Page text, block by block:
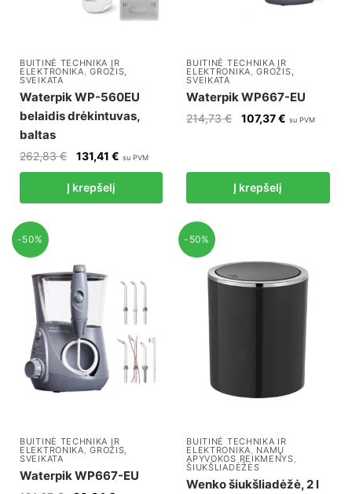
BUITINĖ TECHNIKA IR
ELEKTRONIKA,GROŽIS,
SVEIKATA
Waterpik WP-560EU
belaidis drėkintuvas,
baltas
262,83€
Original
price
was:
262,83 €.
131,41 € Current
price
131,41 €.
su PVM
Į krepšelį
BUITINĖ TECHNIKA IR
ELEKTRONIKA,GROŽIS,
SVEIKATA
Waterpik WP667-EU
214,73€
Original
214,73 €.
107,37€ Current
107,37 €.
su PVM
Į krepšelį
-50%
BUITINĖ TECHNIKA IR
ELEKTRONIKA,GROŽIS,
SVEIKATA
Waterpik WP667-EU
-50%
BUITINĖ TECHNIKA IR
ELEKTRONIKA, NAMŲ
APYVOKOS REIKMENYS,
ŠIUKŠLIADĖŽĖS
Wenko šiukšliadėžė, 2 l